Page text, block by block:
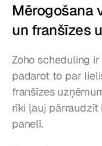
Mērogošana
un franšīzes
Zoho scheduling
padarot to par
franšīzes
rīki ļauj
panelī.